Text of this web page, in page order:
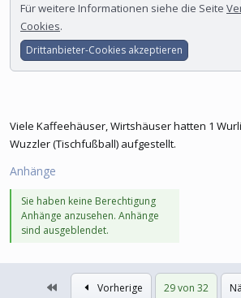
Für weitere Informationen siehe die Seite
Cookies.
Drittanbieter-Cookies akzeptieren
Viele Kaffeehäuser, Wirtshäuser hatten 1
Wuzzler (Tischfußball) aufgestellt.
Anhänge
Sie haben keine Berechtigung
Anhänge anzusehen. Anhänge
sind ausgeblendet.
Vorherige 29 von 32